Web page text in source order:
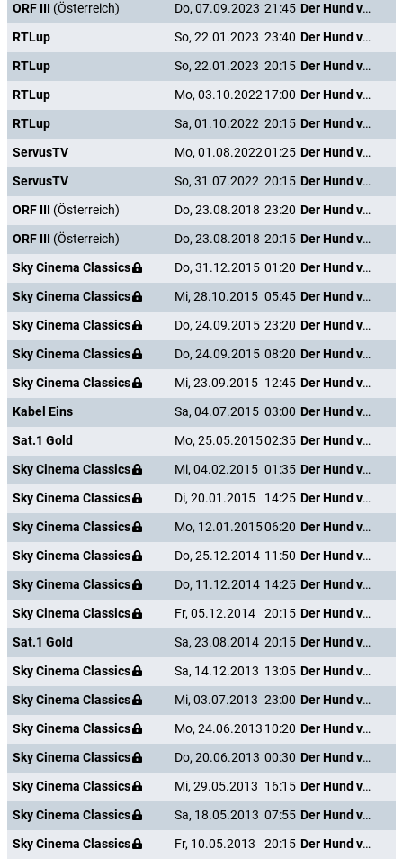
ORF III (Österreich) Do, 07.09.2023 21:45
Der Hund von Blackwood Castle
RTLup
So, 22.01.2023 23:40
Der Hund von Blackwood Castle
RTLup
So, 22.01.2023 20:15
Der Hund von Blackwood Castle
RTLup
Mo, 03.10.202217:00
Der Hund von Blackwood Castle
RTLup
Sa, 01.10.2022 20:15
Der Hund von Blackwood Castle
ServusTV
Mo, 01.08.202201:25
Der Hund von Blackwood Castle
ServusTV
So, 31.07.2022 20:15
Der Hund von Blackwood Castle
ORF III (Österreich) Do, 23.08.2018 23:20
Der Hund von Blackwood Castle
ORF III (Österreich) Do, 23.08.2018 20:15
Der Hund von Blackwood Castle
Sky Cinema Classics
Do, 31.12.2015 01:20
Der Hund von Blackwood Castle
Sky Cinema Classics
Mi, 28.10.2015 05:45
Der Hund von Blackwood Castle
Sky Cinema Classics
Do, 24.09.2015 23:20
Der Hund von Blackwood Castle
Sky Cinema Classics
Do, 24.09.2015 08:20
Der Hund von Blackwood Castle
Sky Cinema Classics
Mi, 23.09.2015 12:45
Der Hund von Blackwood Castle
Kabel Eins
Sa, 04.07.2015 03:00
Der Hund von Blackwood Castle
Sat.1 Gold
Mo, 25.05.201502:35
Der Hund von Blackwood Castle
Sky Cinema Classics
Mi, 04.02.2015 01:35
Der Hund von Blackwood Castle
Sky Cinema Classics
Di, 20.01.2015 14:25
Der Hund von Blackwood Castle
Sky Cinema Classics
Mo, 12.01.201506:20
Der Hund von Blackwood Castle
Sky Cinema Classics
Do, 25.12.2014 11:50
Der Hund von Blackwood Castle
Sky Cinema Classics
Do, 11.12.2014 14:25
Der Hund von Blackwood Castle
Sky Cinema Classics
Fr, 05.12.2014 20:15
Der Hund von Blackwood Castle
Sat.1 Gold
Sa, 23.08.2014 20:15
Der Hund von Blackwood Castle
Sky Cinema Classics
Sa, 14.12.2013 13:05
Der Hund von Blackwood Castle
Sky Cinema Classics
Mi, 03.07.2013 23:00
Der Hund von Blackwood Castle
Sky Cinema Classics
Mo, 24.06.2013 10:20
Der Hund von Blackwood Castle
Sky Cinema Classics
Do, 20.06.2013 00:30
Der Hund von Blackwood Castle
Sky Cinema Classics
Mi, 29.05.2013 16:15
Der Hund von Blackwood Castle
Sky Cinema Classics
Sa, 18.05.2013 07:55
Der Hund von Blackwood Castle
Sky Cinema Classics
Fr, 10.05.2013 20:15 Der Hund von Blackwood Castle